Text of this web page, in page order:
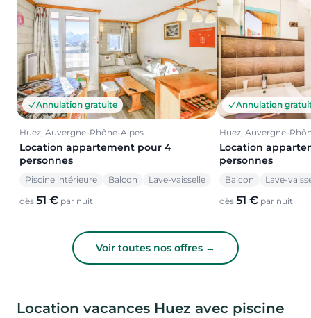
Annulation gratuite
Huez, Auvergne-Rhône-Alpes
Location appartement pour 4
personnes
Piscine intérieure Balcon Lave-vaisselle
dès 51 € par nuit
Annulation
Huez, Auvergne-
Location
personnes
Balcon Lave-
dès 51 € par nuit
Voir toutes nos offres →
Location vacances Huez avec piscine